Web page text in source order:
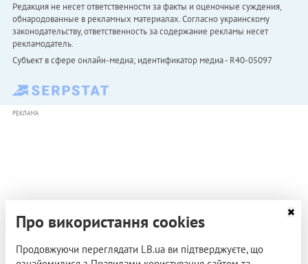
Редакция не несет ответственности за факты и оценочные суждения,
обнародованные в рекламных материалах. Согласно украинскому
законодательству, ответственность за содержание рекламы несет
рекламодатель.
Субъект в сфере онлайн-медиа; идентификатор медиа - R40-05097
РЕКЛАМА
Про використання cookies
Продовжуючи переглядати LB.ua ви підтверджуєте, що